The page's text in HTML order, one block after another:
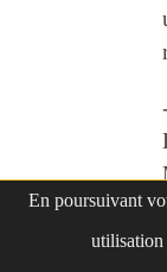
En poursuivant
utilisation